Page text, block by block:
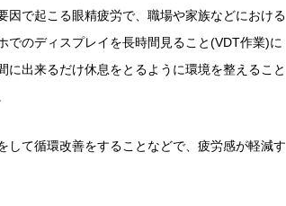
因で起こる眼精疲労で、職場や家族などにおける
でのディスプレイを長時間見ること(VDT作業)に
に出来るだけ休息をとるように環境を整えること
て循環改善をすることなどで、疲労感が軽減す